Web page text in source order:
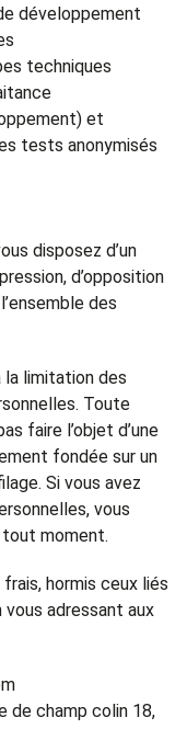
développement
techniques
et
tests anonymisés
disposez d’un
d’opposition
des
la limitation des
Toute
faire l’objet d’une
fondée sur un
Si vous avez
vous
moment.
hormis ceux liés
adressant aux
de champ colin 18,